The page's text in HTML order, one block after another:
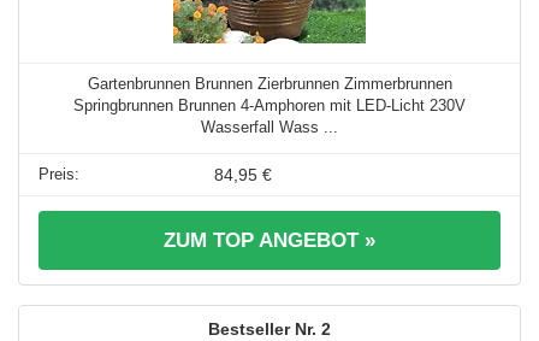
Gartenbrunnen Brunnen Zierbrunnen Zimmerbrunnen
Springbrunnen Brunnen 4-Amphoren mit LED-Licht 230V
Wasserfall Wass ...
84,95 €
ZUM TOP ANGEBOT »
2